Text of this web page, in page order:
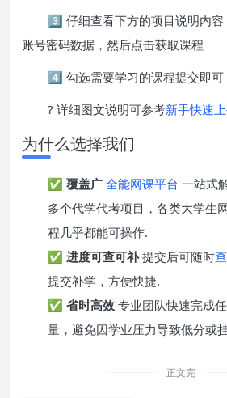
3️⃣ 仔细查看下方的项目说明内
账号密码数据，然后点击获取课程
4️⃣ 勾选需要学习的课程提交即可
? 详细图文说明可参考新手快速
为什么选择我们
✅ 覆盖广 全能网课平台 一站式
多个代学代考项目，各类大学生
程几乎都能可操作.
✅ 进度可查可补提交后可随时
提交补学，方便快捷.
✅ 省时高效 专业团队快速完成
量，避免因学业压力导致低分或挂
正文完